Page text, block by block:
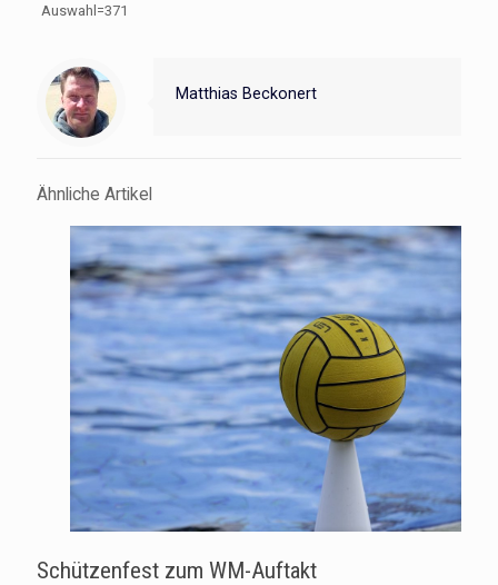
Auswahl=371
Matthias Beckonert
Ähnliche Artikel
Schützenfest zum WM-Auftakt